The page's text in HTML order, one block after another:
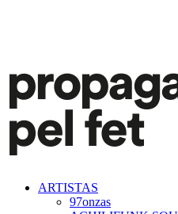
ARTISTAS
97onzas